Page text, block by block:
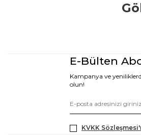
E-Bülten
Kampanya ve
olun!
KVKK